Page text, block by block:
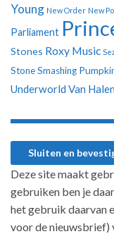
Young New Order New
Parliament
Stones Roxy Music
StoneSmashing
Underworld Van Halen
Deze site maakt
gebruiken ben je
het gebruik daarvan
voor de nieuwsbrief)